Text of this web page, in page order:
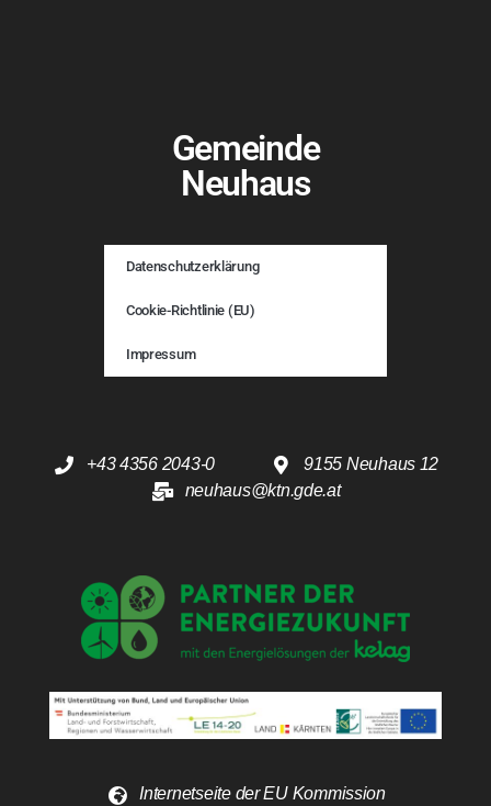
Gemeinde
Neuhaus
Datenschutzerklärung
Cookie-Richtlinie (EU)
Impressum
+43 4356 2043-0
9155 Neuhaus 12
neuhaus@ktn.gde.at
Internetseite der EU Kommission